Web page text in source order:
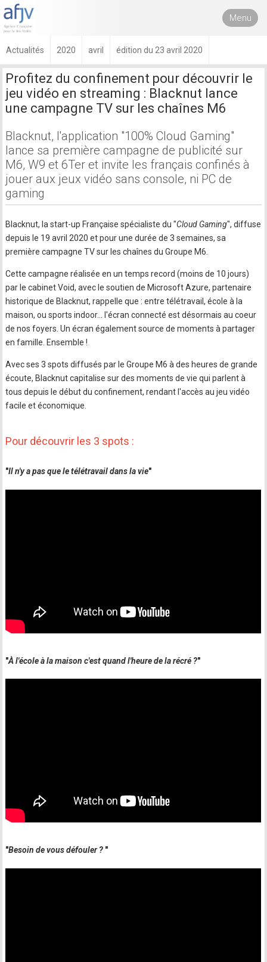
Menu
Actualités 2020 avril édition du 23 avril 2020
Profitez du confinement pour découvrir le
jeu vidéo en streaming : Blacknut lance
une campagne TV sur les chaînes M6
Blacknut, l'application "100% Cloud Gaming"
lance sa première campagne de publicité sur
M6, W9 et 6Ter et invite les français confinés à
jouer aux jeux vidéo sans console, ni PC de
gaming
Blacknut, la start-up Française spécialiste du "Cloud Gaming", diffuse
depuis le 19 avril 2020 et pour une durée de 3 semaines, sa
première campagne TV sur les chaînes du Groupe M6.
Cette campagne réalisée en un temps record (moins de 10 jours)
par le cabinet Void, avec le soutien de Microsoft Azure, partenaire
historique de Blacknut, rappelle que : entre télétravail, école à la
maison, ou sports indoor… l'écran connecté est désormais au coeur
de nos foyers. Un écran également source de moments à partager
en famille. Ensemble !
Avec ses 3 spots diffusés par le Groupe M6 à des heures de grande
écoute, Blacknut capitalise sur des moments de vie qui parlent à
tous depuis le début du confinement, rendant l'accès au jeu vidéo
facile et économique.
Pour découvrir les 3 spots :
"Il n'y a pas que le télétravail dans la vie"
"À l'école à la maison c'est quand l'heure de la récré ?"
"Besoin de vous défouler ? "